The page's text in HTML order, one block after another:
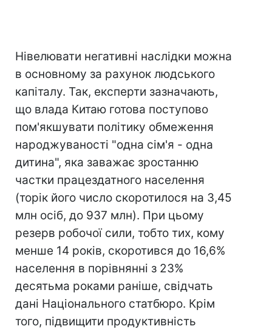
Нівелювати негативні наслідки можна
в основному за рахунок людського
капіталу. Так, експерти зазначають,
що влада Китаю готова поступово
пом'якшувати політику обмеження
народжуваності "одна сім'я - одна
дитина", яка заважає зростанню
частки працездатного населення
(торік його число скоротилося на 3,45
млн осіб, до 937 млн). При цьому
резерв робочої сили, тобто тих, кому
менше 14 років, скоротився до 16,6%
населення в порівнянні з 23%
десятьма роками раніше, свідчать
дані Національного статбюро. Крім
того, підвищити продуктивність